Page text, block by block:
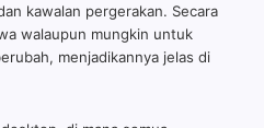
kawalan pergerakan. Secara
walaupun mungkin untuk
menjadikannya jelas di